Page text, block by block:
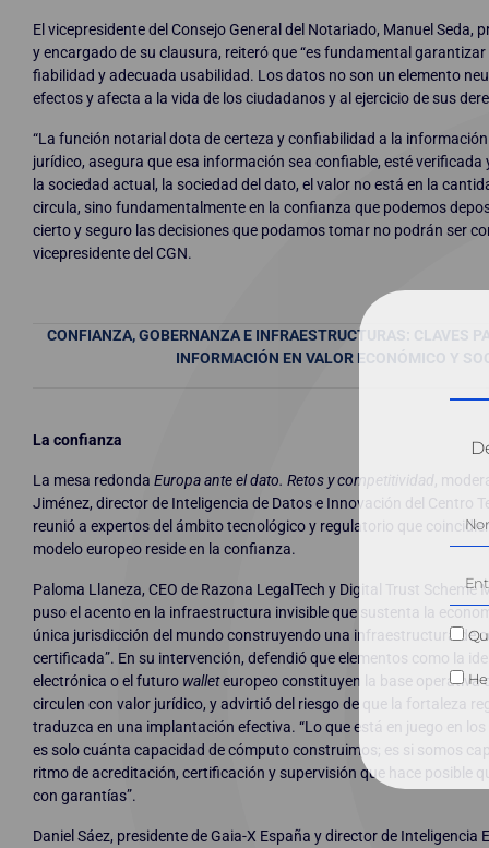
El vicepresidente del Consejo General del Notariado, Manuel Seda,
y encargado de su clausura, reiteró que “es fundamental
fiabilidad y adecuada usabilidad. Los datos no son un elemento
efectos y afecta a la vida de los ciudadanos y al ejercicio de sus
“La función notarial dota de certeza y confiabilidad a la
jurídico, asegura que esa información sea confiable, esté verificada
la sociedad actual, la sociedad del dato, el valor no está en la
circula, sino fundamentalmente en la confianza que podemos
cierto y seguro las decisiones que podamos tomar no podrán ser
vicepresidente del CGN.
CONFIANZA, GOBERNANZA E INFRAESTRUCTURAS: CLAVES
INFORMACIÓN EN VALOR ECONÓMICO Y
La confianza
La mesa redonda Europa ante el dato. Retos y competitividad,
Jiménez, director de Inteligencia de Datos e Innovación del Centro
reunió a expertos del ámbito tecnológico y regulatorio que
modelo europeo reside en la confianza.
Paloma Llaneza, CEO de Razona LegalTech y Digital Trust Scheme
puso el acento en la infraestructura invisible que sustenta la
única jurisdicción del mundo construyendo una infraestructura de
certificada”. En su intervención, defendió que elementos como la
electrónica o el futuro walleteuropeo constituyen la base operativa
circulen con valor jurídico, y advirtió del riesgo de que la fortaleza
traduzca en una implantación efectiva. “Lo que está en juego en
es solo cuánta capacidad de cómputo construimos; es si somos
ritmo de acreditación, certificación y supervisión que hace posible
con garantías”.
Daniel Sáez, presidente de Gaia-X España y director de Inteligencia